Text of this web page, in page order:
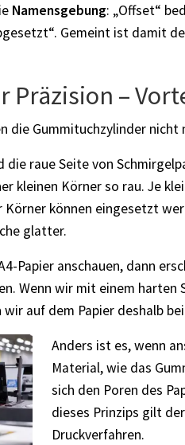
Namensgebung: „Offset“
Gemeint ist damit
Präzision –
die Gummituchzylinder nicht
die raue Seite von
kleinen Körner so rau. Je
Körner können eingesetzt
glatter.
Papier anschauen, dann
Wenn wir mit einem harten
auf dem Papier deshalb
Anders ist es, wenn
Material, wie das
sich den Poren des
dieses Prinzips gilt
Druckverfahren.